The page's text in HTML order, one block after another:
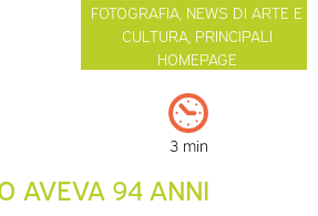
FOTOGRAFIA NEWS DI ARTE E
CULTURA, PRINCIPALI
HOMEPAGE
3 min
AVEVA 94 ANNI